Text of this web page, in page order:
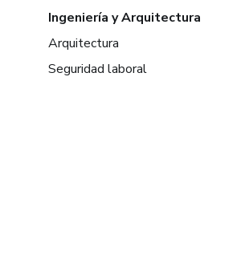
Ingeniería y Arquitectura
Arquitectura
Seguridad laboral